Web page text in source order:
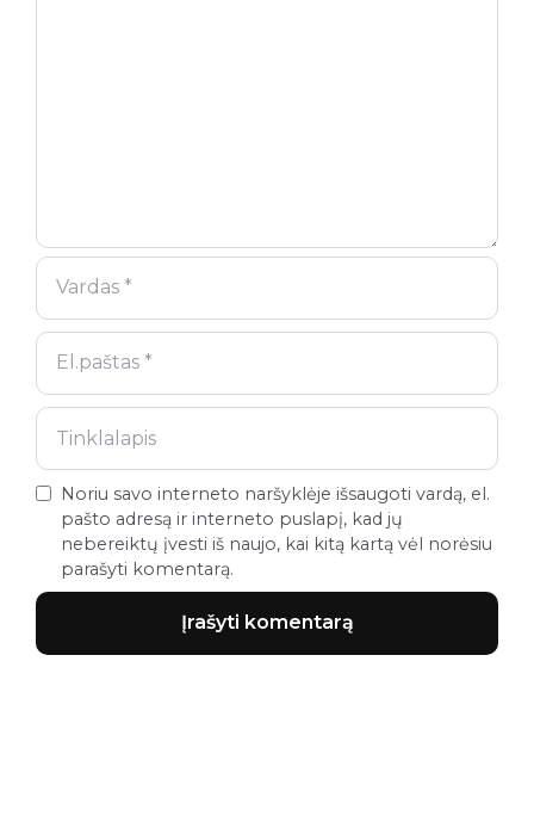
Noriu savo interneto naršyklėje išsaugoti vardą, el.
pašto adresą ir interneto puslapį, kad jų
nebereiktų įvesti iš naujo, kai kitą kartą vėl norėsiu
parašyti komentarą.